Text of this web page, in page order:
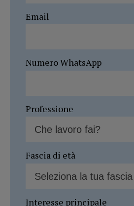
Email
Numero WhatsApp
Professione
Fascia di età
Interesse principale